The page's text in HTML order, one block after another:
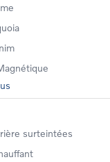
surteintées